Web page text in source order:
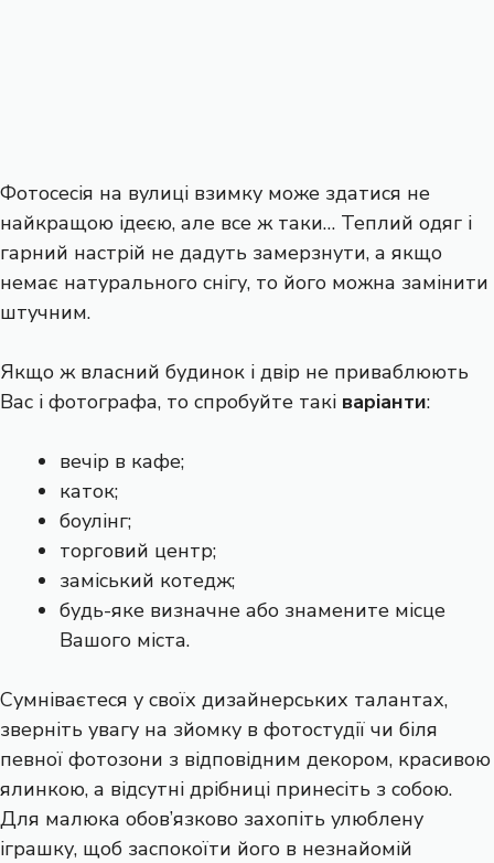
Фотосесія на вулиці взимку може здатися не
найкращою ідеєю, але все ж таки… Теплий одяг і
гарний настрій не дадуть замерзнути, а якщо
немає натурального снігу, то його можна замінити
штучним.
Якщо ж власний будинок і двір не приваблюють
Вас і фотографа, то спробуйте такі варіанти:
вечір в кафе;
каток;
боулінг;
торговий центр;
заміський котедж;
будь-яке визначне або знамените місце
Вашого міста.
Сумніваєтеся у своїх дизайнерських талантах,
зверніть увагу на зйомку в фотостудії чи біля
певної фотозони з відповідним декором, красивою
ялинкою, а відсутні дрібниці принесіть з собою.
Для малюка обов’язково захопіть улюблену
іграшку, щоб заспокоїти його в незнайомій